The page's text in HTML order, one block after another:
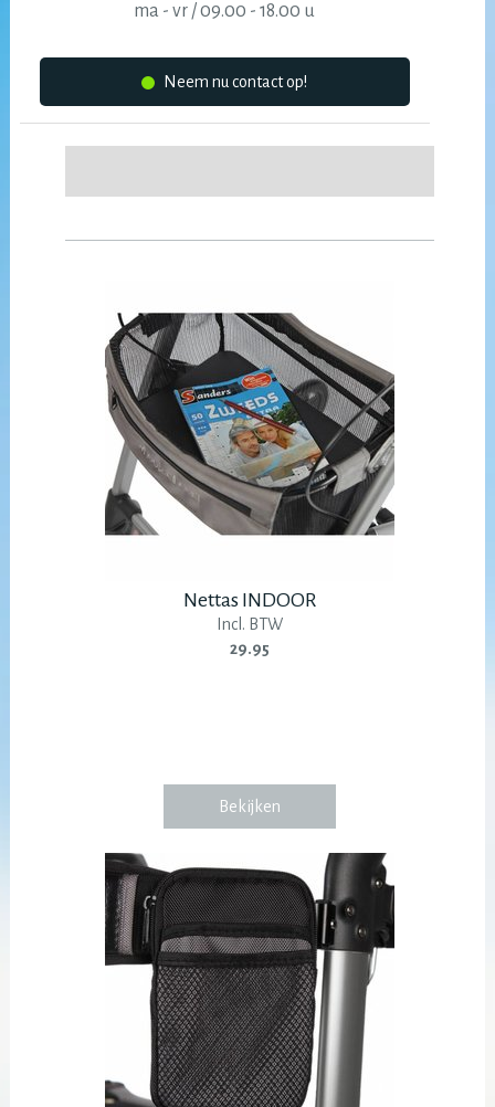
ma - vr / 09.00 - 18.00 u
Neem nu contact op!
Nettas INDOOR
Incl. BTW
29.95
Bekijken